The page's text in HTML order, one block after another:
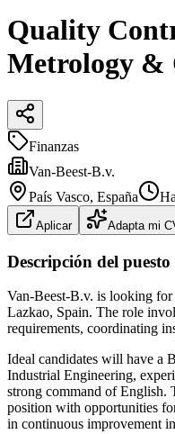
Quality
Metrology &
Finanzas
Van-Beest-B.v.
País Vasco, España
Aplicar Adapta mi
Descripción del puesto
Van-Beest-B.v. is looking
Lazkao, Spain. The role
requirements, coordinating
Ideal candidates will have a
Industrial Engineering,
strong command of English.
position with opportunities
in continuous improvement